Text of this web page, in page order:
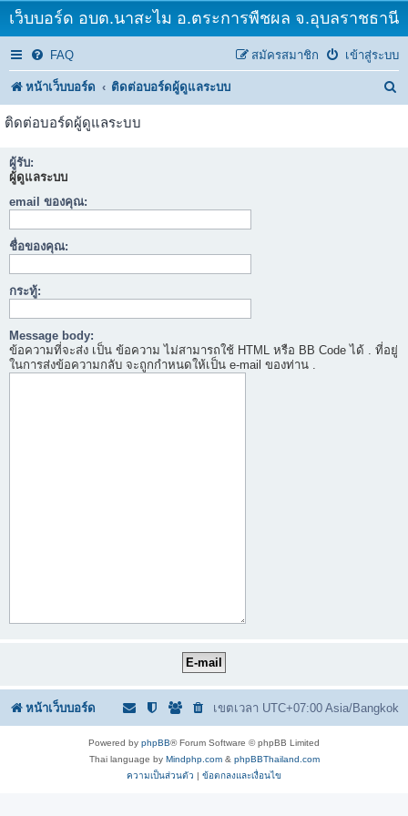
เว็บบอร์ด อบต.นาสะไม อ.ตระการพืชผล จ.อุบลราชธานี
FAQ เข้าสู่ระบบ
สมัครสมาชิก
หน้าเว็บบอร์ด ติดต่อบอร์ดผู้ดูแลระบบ
ติดต่อบอร์ดผู้ดูแลระบบ
ผู้รับ:
ผู้ดูแลระบบ
email ของคุณ:
ชื่อของคุณ:
กระทู้:
Message body:
ข้อความที่จะส่ง เป็น ข้อความ ไม่สามารถใช้ HTML หรือ BB Code ได้ . ที่อยู่
ในการส่งข้อความกลับ จะถูกกำหนดให้เป็น e-mail ของท่าน .
หน้าเว็บบอร์ด เขตเวลา UTC+07:00 Asia/Bangkok
Powered by phpBB® Forum Software © phpBB Limited
Thai language by Mindphp.com& phpBBThailand.com
ความเป็นส่วนตัว | ข้อตกลงและเงื่อนไข